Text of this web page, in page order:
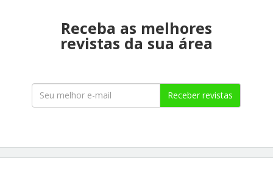
Receba as melhores
revistas da sua área
Receber revistas